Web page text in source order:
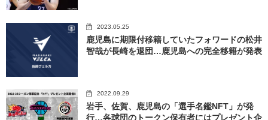
2023.05.25
鹿児島に期限付移籍していたフォワードの松井
智哉が長崎を退団…鹿児島への完全移籍が発表
2022.09.29
岩手、佐賀、鹿児島の「選手名鑑NFT」が発
行…各球団のトークン保有者にはプレゼント企